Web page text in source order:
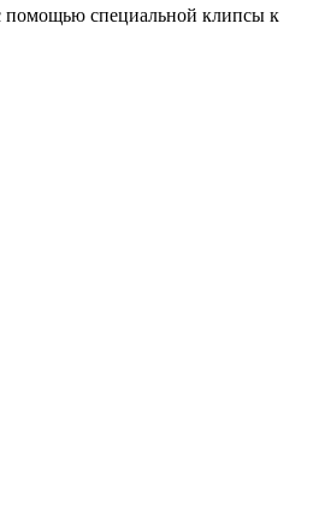
помощью специальной клипсы к